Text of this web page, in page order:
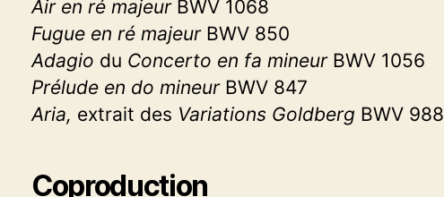
Air en ré majeur BWV 1068
Fugue en ré majeur BWV 850
Adagio du Concerto en fa mineur BWV 1056
Prélude en do mineur BWV 847
Aria, extrait des Variations Goldberg BWV 988
Coproduction